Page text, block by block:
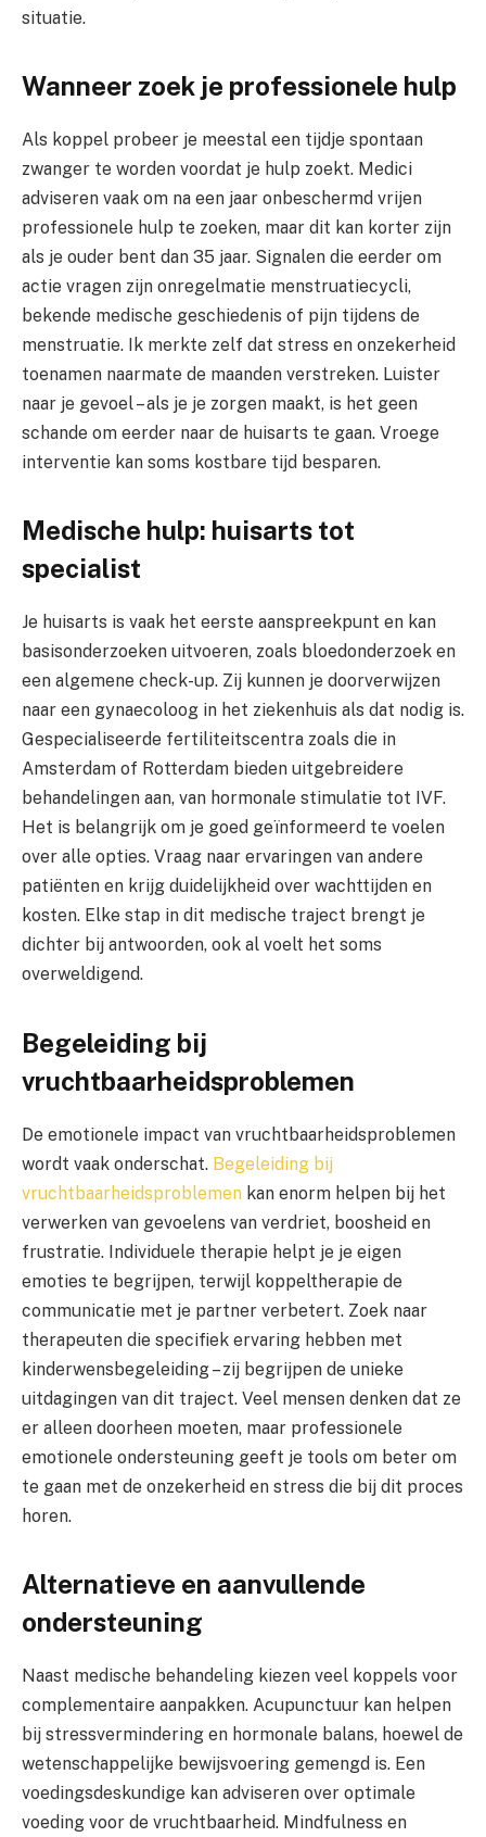
situatie.
Wanneer zoek je professionele hulp
Als koppel probeer je meestal een tijdje spontaan
zwanger te worden voordat je hulp zoekt. Medici
adviseren vaak om na een jaar onbeschermd vrijen
professionele hulp te zoeken, maar dit kan korter zijn
als je ouder bent dan 35 jaar. Signalen die eerder om
actie vragen zijn onregelmatie menstruatiecycli,
bekende medische geschiedenis of pijn tijdens de
menstruatie. Ik merkte zelf dat stress en onzekerheid
toenamen naarmate de maanden verstreken. Luister
naar je gevoel – als je je zorgen maakt, is het geen
schande om eerder naar de huisarts te gaan. Vroege
interventie kan soms kostbare tijd besparen.
Medische hulp: huisarts tot
specialist
Je huisarts is vaak het eerste aanspreekpunt en kan
basisonderzoeken uitvoeren, zoals bloedonderzoek en
een algemene check-up. Zij kunnen je doorverwijzen
naar een gynaecoloog in het ziekenhuis als dat nodig is.
Gespecialiseerde fertiliteitscentra zoals die in
Amsterdam of Rotterdam bieden uitgebreidere
behandelingen aan, van hormonale stimulatie tot IVF.
Het is belangrijk om je goed geïnformeerd te voelen
over alle opties. Vraag naar ervaringen van andere
patiënten en krijg duidelijkheid over wachttijden en
kosten. Elke stap in dit medische traject brengt je
dichter bij antwoorden, ook al voelt het soms
overweldigend.
Begeleiding bij
vruchtbaarheidsproblemen
De emotionele impact van vruchtbaarheidsproblemen
wordt vaak onderschat. Begeleiding bij
vruchtbaarheidsproblemen kan enorm helpen bij het
verwerken van gevoelens van verdriet, boosheid en
frustratie. Individuele therapie helpt je je eigen
emoties te begrijpen, terwijl koppeltherapie de
communicatie met je partner verbetert. Zoek naar
therapeuten die specifiek ervaring hebben met
kinderwensbegeleiding – zij begrijpen de unieke
uitdagingen van dit traject. Veel mensen denken dat ze
er alleen doorheen moeten, maar professionele
emotionele ondersteuning geeft je tools om beter om
te gaan met de onzekerheid en stress die bij dit proces
horen.
Alternatieve en aanvullende
ondersteuning
Naast medische behandeling kiezen veel koppels voor
complementaire aanpakken. Acupunctuur kan helpen
bij stressvermindering en hormonale balans, hoewel de
wetenschappelijke bewijsvoering gemengd is. Een
voedingsdeskundige kan adviseren over optimale
voeding voor de vruchtbaarheid. Mindfulness en